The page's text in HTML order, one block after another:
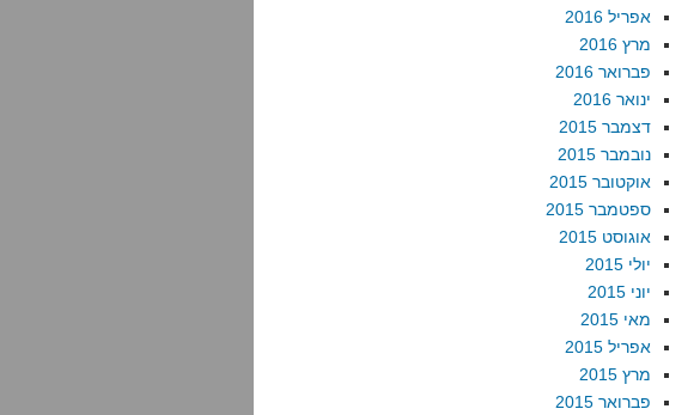
אפריל 2016
מרץ 2016
פברואר 2016
ינואר 2016
דצמבר 2015
נובמבר 2015
אוקטובר 2015
ספטמבר 2015
אוגוסט 2015
יולי 2015
יוני 2015
מאי 2015
אפריל 2015
מרץ 2015
פברואר 2015